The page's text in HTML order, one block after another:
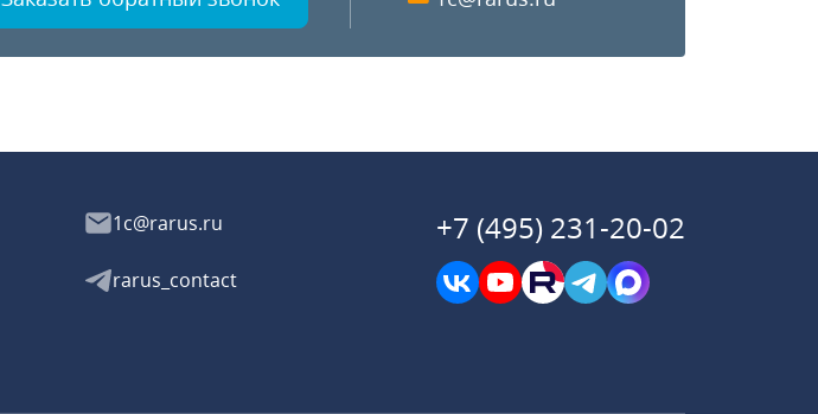
1c@rarus.ru
rarus_contact
+7 (495) 231-20-02